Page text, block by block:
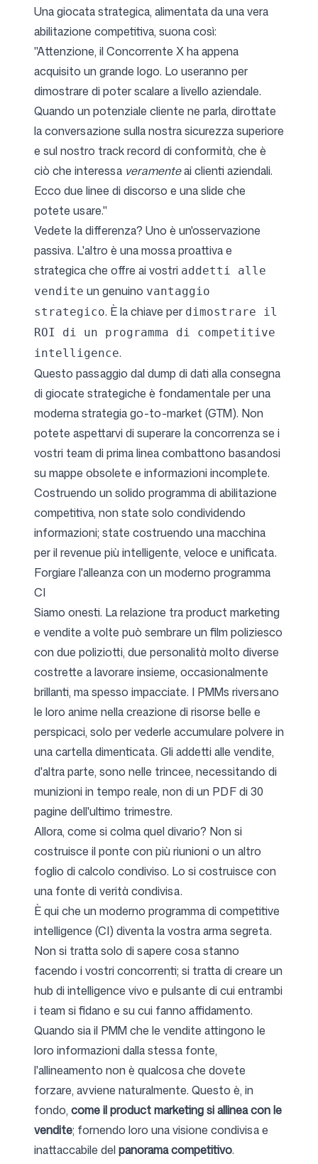
Una giocata strategica, alimentata da una vera
abilitazione competitiva, suona così:
"Attenzione, il Concorrente X ha appena
acquisito un grande logo. Lo useranno per
dimostrare di poter scalare a livello aziendale.
Quando un potenziale cliente ne parla, dirottate
la conversazione sulla nostra sicurezza superiore
e sul nostro track record di conformità, che è
ciò che interessa veramenteai clienti aziendali.
Ecco due linee di discorso e una slide che
potete usare."
Vedete la differenza? Uno è un'osservazione
passiva. L'altro è una mossa proattiva e
strategica che offre ai vostri addetti alle
vendite un genuino vantaggio
strategico. È la chiave per dimostrare il
ROI di un programma di competitive
intelligence.
Questo passaggio dal dump di dati alla consegna
di giocate strategiche è fondamentale per una
modernastrategia go-to-market (GTM). Non
potete aspettarvi di superare la concorrenza se i
vostri team di prima linea combattono basandosi
su mappe obsolete e informazioni incomplete.
Costruendo un solido programma di abilitazione
competitiva, non state solo condividendo
informazioni; state costruendo una macchina
per il revenue più intelligente, veloce e unificata.
Forgiare l'alleanza con un moderno programma
CI
Siamo onesti. La relazione tra product marketing
e vendite a volte può sembrare un film poliziesco
con due poliziotti, due personalità molto diverse
costrette a lavorare insieme, occasionalmente
brillanti, ma spesso impacciate. I PMMs riversano
le loro anime nella creazione di risorse belle e
perspicaci, solo per vederle accumulare polvere in
una cartella dimenticata. Gli addetti alle vendite,
d'altra parte, sono nelle trincee, necessitando di
munizioni in tempo reale, non di un PDF di 30
pagine dell'ultimo trimestre.
Allora, come si colma quel divario? Non si
costruisce il ponte con più riunioni o un altro
foglio di calcolo condiviso. Lo si costruisce con
una fonte di verità condivisa.
È qui che un moderno programma di competitive
intelligence (CI) diventa la vostra arma segreta.
Non si tratta solo di sapere cosa stanno
facendo i vostri concorrenti; si tratta di creare un
hub di intelligence vivo e pulsante di cui entrambi
i team si fidano e su cui fanno affidamento.
Quando sia il PMM che le vendite attingono le
loro informazioni dalla stessa fonte,
l'allineamento non è qualcosa che dovete
forzare, avviene naturalmente. Questo è, in
fondo, come il product marketing si allinea con le
vendite; fornendo loro una visione condivisa e
inattaccabile delpanorama competitivo.